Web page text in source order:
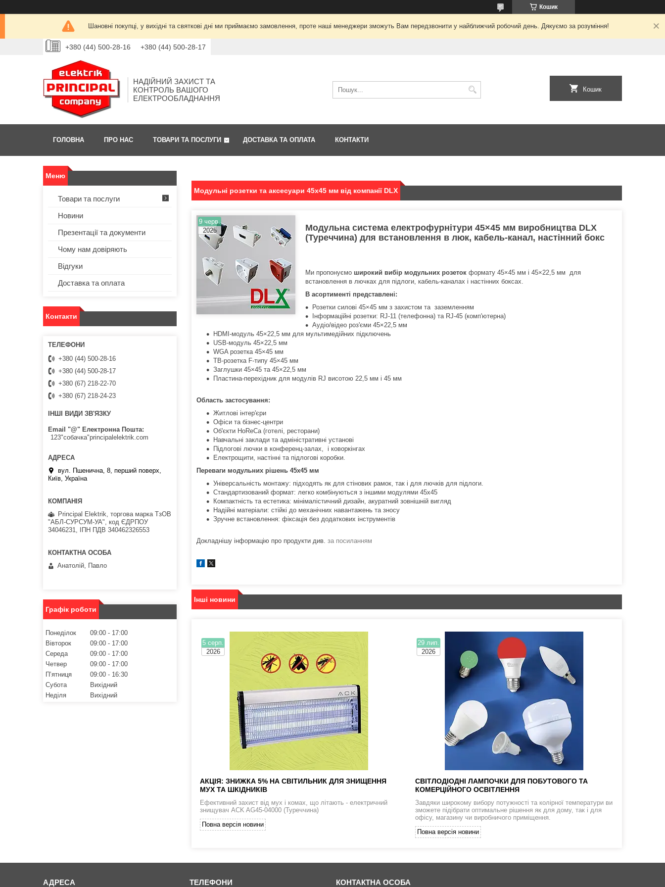
Кошик
Шановні покупці, у вихідні та святкові дні ми приймаємо замовлення, проте наші менеджери зможуть Вам передзвонити у найближчий робочий день. Дякуємо за розуміння!
+380 (44) 500-28-16 +380 (44) 500-28-17
НАДІЙНИЙ ЗАХИСТ ТА
КОНТРОЛЬ ВАШОГО
ЕЛЕКТРООБЛАДНАННЯ
Кошик
ГОЛОВНА ПРО НАС ТОВАРИ ТА ПОСЛУГИ ДОСТАВКА ТА ОПЛАТА КОНТАКТИ
Модульні розетки та аксесуари 45x45 мм від компанії DLX
9 черв.
2025
Модульна система електрофурнітури 45×45 мм виробництва DLX
(Туреччина) для встановлення в люк, кабель-канал, настінний бокс
Ми пропонуємо широкий вибір модульних розеток формату 45×45 мм і 45×22,5 мм для
встановлення в лючках для підлоги, кабель-каналах і настінних боксах.
В асортименті представлені:
Розетки силові 45×45 мм з захистом та заземленням
Інформаційні розетки: RJ-11 (телефонна) та RJ-45 (комп'ютерна)
Аудіо/відео роз'єми 45×22,5 мм
HDMI‑модуль 45×22,5 мм для мультимедійних підключень
USB-модуль 45×22,5 мм
WGA розетка 45×45 мм
ТВ-розетка F-типу 45×45 мм
Заглушки 45×45 та 45×22,5 мм
Пластина-перехідник для модулів RJ висотою 22,5 мм і 45 мм
Область застосування:
Житлові інтер'єри
Офіси та бізнес-центри
Об'єкти HoReCa (готелі, ресторани)
Навчальні заклади та адміністративні установі
Підлогові лючки в конференц-залах, і коворкінгах
Електрощити, настінні та підлогові коробки.
Переваги модульних рішень 45x45 мм
Універсальність монтажу: підходять як для стінових рамок, так і для лючків для підлоги.
Стандартизований формат: легко комбінуються з іншими модулями 45x45
Компактність та естетика: мінімалістичний дизайн, акуратний зовнішній вигляд
Надійні матеріали: стійкі до механічних навантажень та зносу
Зручне встановлення: фіксація без додаткових інструментів
Докладнішу інформацію про продукти див. за посиланням
Інші новини
5 серп.
2026
АКЦІЯ: ЗНИЖКА 5% НА СВІТИЛЬНИК ДЛЯ ЗНИЩЕННЯ
МУХ ТА ШКІДНИКІВ
Ефективний захист від мух і комах, що літають - електричний
знищувач ACK AG45-04000 (Туреччина)
Повна версія новини
29 лип.
2026
СВІТЛОДІОДНІ ЛАМПОЧКИ ДЛЯ ПОБУТОВОГО ТА
КОМЕРЦІЙНОГО ОСВІТЛЕННЯ
Завдяки широкому вибору потужності та колірної температури ви
зможете підібрати оптимальне рішення як для дому, так і для
офісу, магазину чи виробничого приміщення.
Повна версія новини
Товари та послуги
Новини
Презентації та документи
Чому нам довіряють
Відгуки
Доставка та оплата
Контакти
+380 (44) 500-28-16
+380 (44) 500-28-17
+380 (67) 218-22-70
+380 (67) 218-24-23
ІНШІ ВИДИ ЗВ'ЯЗКУ
Email "@" Електронна Пошта
123"собачка"principalelektrik.com
вул. Пшенична, 8, перший поверх,
Київ, Україна
Principal Elektrik, торгова марка ТзОВ
"АБЛ-СУРСУМ-УА", код ЄДРПОУ
34046231, ІПН ПДВ 340462326553
Анатолій, Павло
Графік роботи
Понеділок 09:00
17:00
Вівторок
09:00
17:00
Середа
09:00
17:00
Четвер
09:00
17:00
Пʼятниця
09:00
16:30
Субота
Вихідний
Неділя
Вихідний